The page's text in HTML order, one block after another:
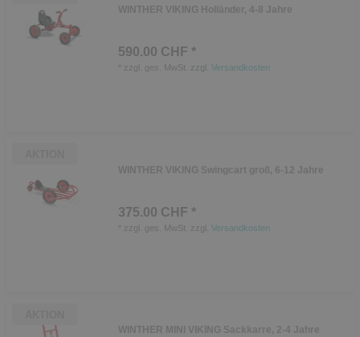
WINTHER VIKING Holländer, 4-8 Jahre
590.00 CHF *
zzgl. ges. MwSt. zzgl. Versandkosten
WINTHER VIKING Swingcart groß, 6-12 Jahre
375.00 CHF *
zzgl. ges. MwSt. zzgl. Versandkosten
WINTHER MINI VIKING Sackkarre, 2-4 Jahre